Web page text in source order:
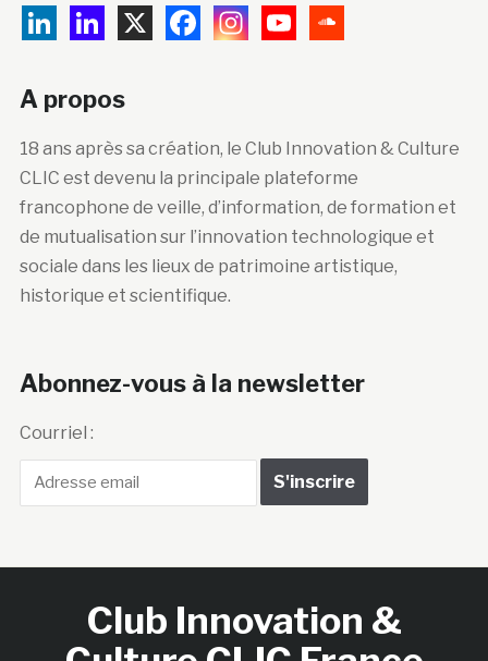
A propos
18 ans après sa création, le Club Innovation & Culture
CLIC est devenu la principale plateforme
francophone de veille, d’information, de formation et
de mutualisation sur l’innovation technologique et
sociale dans les lieux de patrimoine artistique,
historique et scientifique.
Abonnez-vous à la newsletter
Courriel :
Club Innovation &